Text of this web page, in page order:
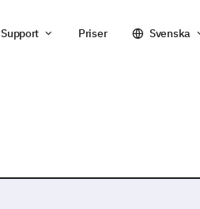
Support Priser Svenska